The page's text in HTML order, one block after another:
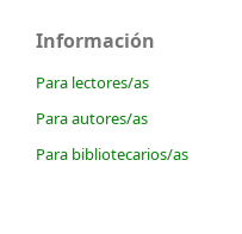
Información
Para lectores/as
Para autores/as
Para bibliotecarios/as